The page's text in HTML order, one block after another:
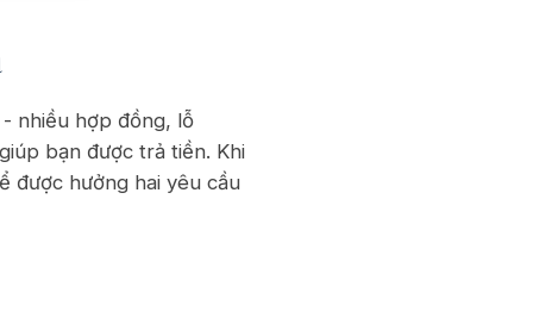
nhiều hợp đồng, lỗ
bạn được trả tiền. Khi
được hưởng hai yêu cầu